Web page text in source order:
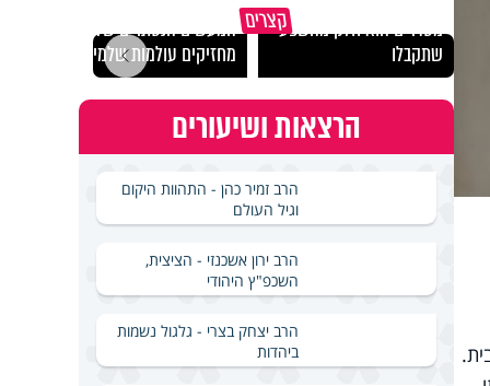
קצריםמסדרים הוא חלק מהשפע
שתקבלו
המעשים הנסתרים שלנו
מחזיקים עולמות שלמים
הרצאות ושיעורים
הרב זמיר כהן - התהוות היקום
וגיל העולם
הרב ירון אשכנזי - הציצית,
השכפ"ץ היהודי
הרב יצחק בצרי - גלגול נשמות
ביהדות